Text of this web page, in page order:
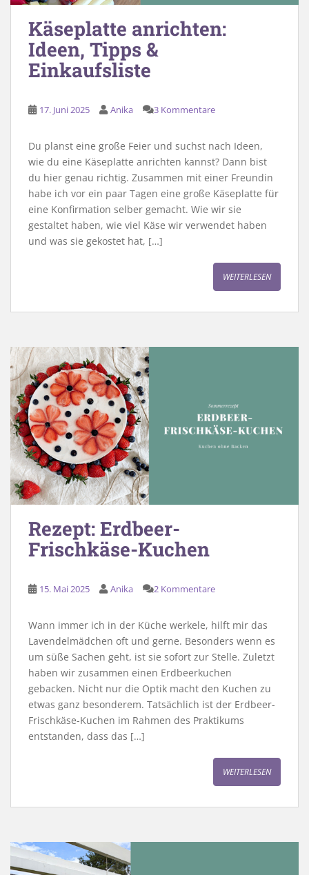
Käseplatte anrichten:
Ideen, Tipps &
Einkaufsliste
17. Juni 2025 Anika 3 Kommentare
Du planst eine große Feier und suchst nach Ideen,
wie du eine Käseplatte anrichten kannst? Dann bist
du hier genau richtig. Zusammen mit einer Freundin
habe ich vor ein paar Tagen eine große Käseplatte für
eine Konfirmation selber gemacht. Wie wir sie
gestaltet haben, wie viel Käse wir verwendet haben
und was sie gekostet hat, […]
WEITERLESEN
Rezept: Erdbeer-
Frischkäse-Kuchen
15. Mai 2025 Anika 2 Kommentare
Wann immer ich in der Küche werkele, hilft mir das
Lavendelmädchen oft und gerne. Besonders wenn es
um süße Sachen geht, ist sie sofort zur Stelle. Zuletzt
haben wir zusammen einen Erdbeerkuchen
gebacken. Nicht nur die Optik macht den Kuchen zu
etwas ganz besonderem. Tatsächlich ist der Erdbeer-
Frischkäse-Kuchen im Rahmen des Praktikums
entstanden, dass das […]
WEITERLESEN